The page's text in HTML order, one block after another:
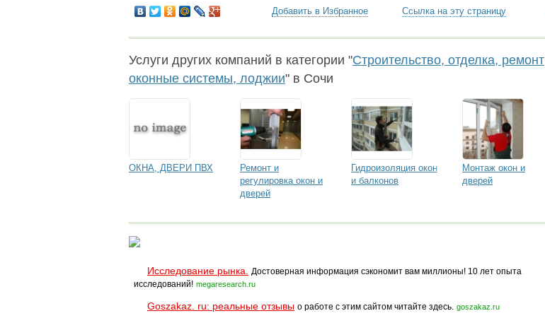
Добавить в Избранное Ссылка на эту страницу
Услуги других компаний в категории "Строительство, отделка, ремонт
оконные системы, лоджии" в Сочи
ОКНА, ДВЕРИ ПВХ
Ремонт и
регулировка окон и
дверей
Гидроизоляция окон
и балконов
Монтаж окон и
дверей
Исследование рынка.
Достоверная информация сэкономит вам миллионы! 10 лет опыта
исследований! megaresearch.ru
Goszakaz. ru: реальные отзывы о работе с этим сайтом читайте здесь. goszakaz.ru